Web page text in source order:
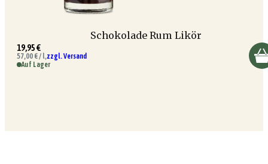
Schokolade Rum Likör
19,95 €
57,00 € / l,zzgl. Versand
Auf Lager